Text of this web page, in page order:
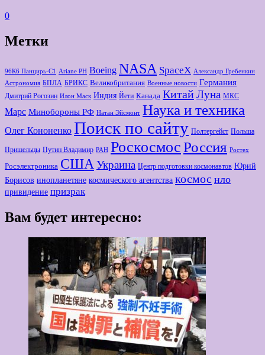
0
Метки
96К6 Панцирь-С1 Ariane РН Boeing NASA SpaceX Александр Гребенкин
Астрономия БПЛА БРИКС Великобритания Военные новости Германия
Дмитрий Рогозин Илон Маск Индия Йети Канада Китай Луна МКС
Марс Минoбороны РФ Натан Эйсмонт Наука и техника
Олег Кононенко Поиск по сайту Полтергейст Польша
Пришельцы Путин Владимир РАН РоскосмосРоссия Ростех
Росэлектроника США Украина Центр подготовки космонавтов Юрий
Борисов инопланетяне космического агентства космос нло
привидение призрак
Вам будет интересно: